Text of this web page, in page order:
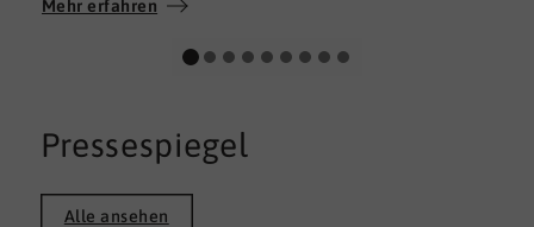
Wir wünschen allen Teilnehmerinnen und
persönlichen Weg und viel Erfolg.
Mehr erfahren
Pressespiegel
Alle ansehen